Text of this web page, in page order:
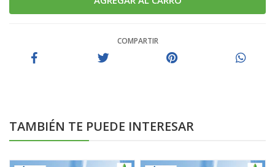
COMPARTIR
TAMBIÉN TE PUEDE INTERESAR